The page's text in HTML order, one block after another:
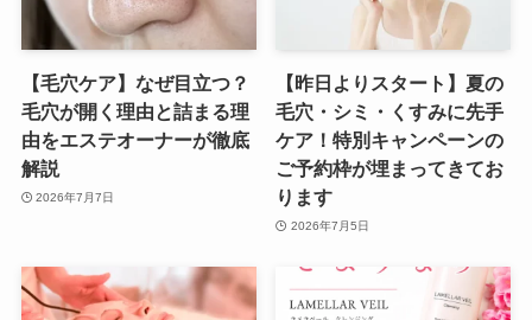
【毛穴ケア】なぜ目立つ？
毛穴が開く理由と詰まる理
由をエステオーナーが徹底
解説
2026年7月7日
【昨日よりスタート】夏の
毛穴・シミ・くすみに先手
ケア！特別キャンペーンの
ご予約枠が埋まってきてお
ります
2026年7月5日